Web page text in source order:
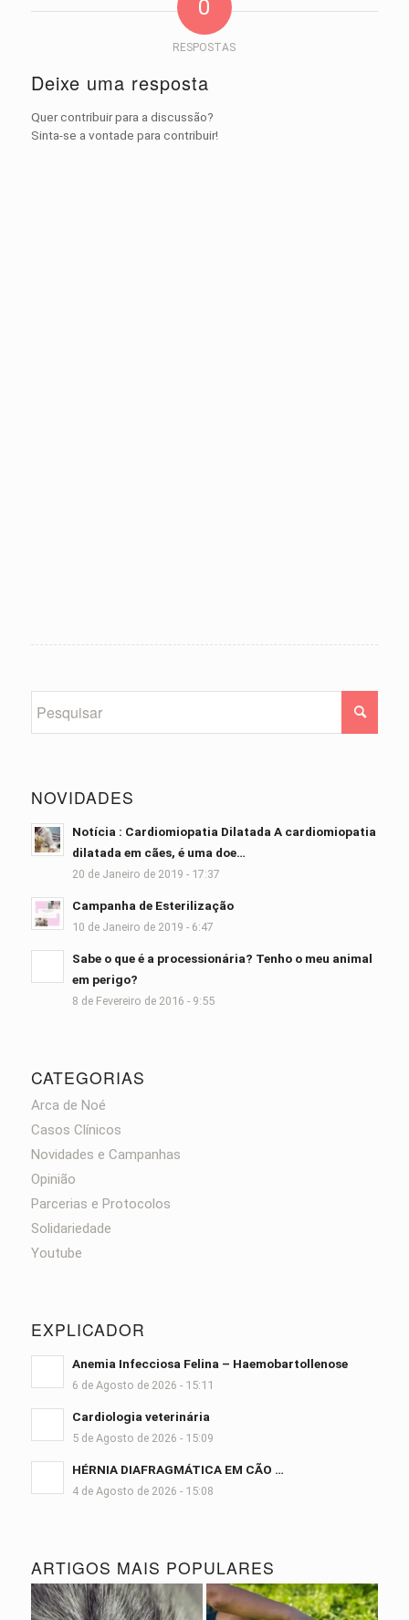
0
RESPOSTAS
Deixe uma resposta
Quer contribuir para a discussão?
Sinta-se a vontade para contribuir!
NOVIDADES
Notícia : Cardiomiopatia Dilatada A cardiomiopatia
dilatada em cães, é uma doe…
20 de Janeiro de 2019 - 17:37
Campanha de Esterilização
10 de Janeiro de 2019 - 6:47
Sabe o que é a processionária? Tenho o meu animal
em perigo?
8 de Fevereiro de 2016 - 9:55
CATEGORIAS
Arca de Noé
Casos Clínicos
Novidades e Campanhas
Opinião
Parcerias e Protocolos
Solidariedade
Youtube
EXPLICADOR
Anemia Infecciosa Felina – Haemobartollenose
6 de Agosto de 2026 - 15:11
Cardiologia veterinária
5 de Agosto de 2026 - 15:09
HÉRNIA DIAFRAGMÁTICA EM CÃO …
4 de Agosto de 2026 - 15:08
ARTIGOS MAIS POPULARES